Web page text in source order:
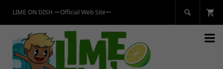
LIME ON DISH ーOfficial Web Siteー 
